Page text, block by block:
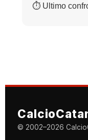
⏱ Ultimo
© 2002–2026